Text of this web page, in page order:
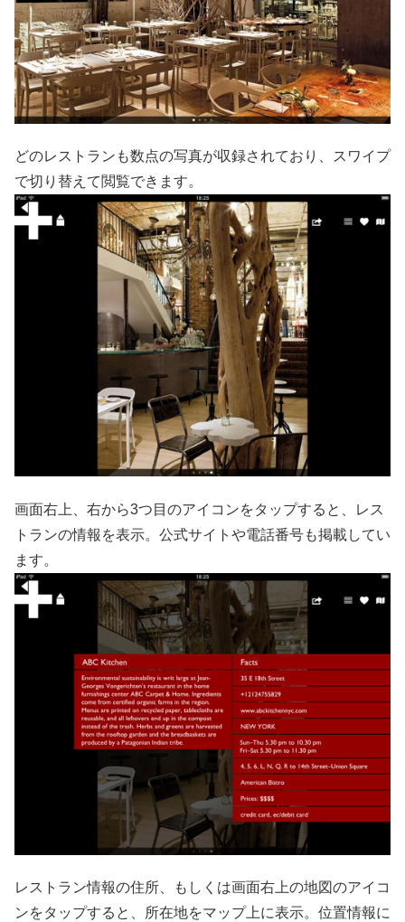
どのレストランも数点の写真が収録されており、スワイプ
で切り替えて閲覧できます。
画面右上、右から3つ目のアイコンをタップすると、レス
トランの情報を表示。公式サイトや電話番号も掲載してい
ます。
レストラン情報の住所、もしくは画面右上の地図のアイコ
ンをタップすると、所在地をマップ上に表示。位置情報に